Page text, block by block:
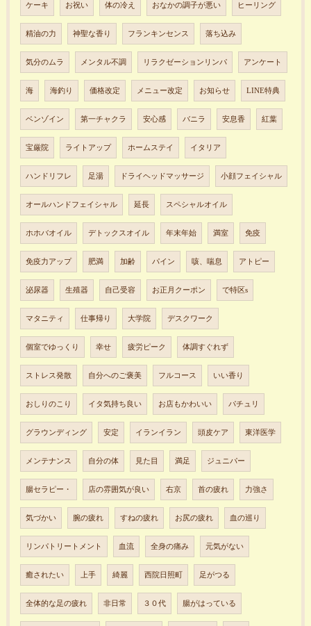
ケーキ お祝い 体の冷え おなかの調子が悪い ヒーリング
精油の力 神聖な香り フランキンセンス 落ち込み
気分のムラ メンタル不調 リラクゼーションリンパ アンケート
海 海釣り 価格改定 メニュー改定 お知らせ LINE特典
ベンゾイン 第一チャクラ 安心感 バニラ 安息香 紅葉
宝厳院 ライトアップ ホームステイ イタリア
ハンドリフレ 足湯 ドライヘッドマッサージ 小顔フェイシャル
オールハンドフェイシャル 延長 スペシャルオイル
ホホバオイル デトックスオイル 年末年始 満室 免疫
免疫力アップ 肥満 加齢 パイン 咳、喘息 アトピー
泌尿器 生殖器 自己受容 お正月クーポン で特区s
マタニティ 仕事帰り 大学院 デスクワーク
個室でゆっくり 幸せ 疲労ピーク 体調すぐれず
ストレス発散 自分へのご褒美 フルコース いい香り
おしりのこり イタ気持ち良い お店もかわいい パチュリ
グラウンディング 安定 イランイラン 頭皮ケア 東洋医学
メンテナンス 自分の体 見た目 満足 ジュニパー
腸セラピー・ 店の雰囲気が良い 右京 首の疲れ 力強さ
気づかい 腕の疲れ すねの疲れ お尻の疲れ 血の巡り
リンパトリートメント 血流 全身の痛み 元気がない
癒されたい 上手 綺麗 西院日照町 足がつる
全体的な足の疲れ 非日常 ３０代 腸がはっている